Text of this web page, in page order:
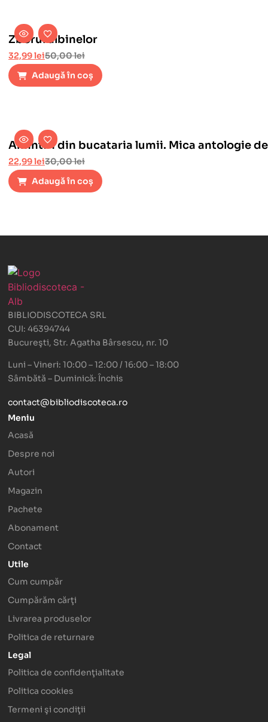
Zborul albinelor
50,00lei
32,99lei
Adaugă în coș
Amintiri din bucataria lumii. Mica antologie
30,00lei
22,99lei
Adaugă în coș
BIBLIODISCOTECA SRL
CUI: 46394744
Bucureşti, Str. Agatha Bârsescu, nr. 10
Luni – Vineri: 10:00 – 12:00 / 16:00 – 18:00
Sâmbătă – Duminică: Închis
contact@bibliodiscoteca.ro
Meniu
Acasă
Despre noi
Autori
Magazin
Pachete
Abonament
Contact
Utile
Cum cumpăr
Cumpărăm cărţi
Livrarea produselor
Politica de returnare
Legal
Politica de confidenţialitate
Politica cookies
Termeni şi condiţii